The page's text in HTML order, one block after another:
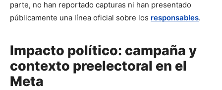
parte, no han reportado capturas ni han presentado
públicamente una línea oficial sobre los responsables.
Impacto político: campaña y
contexto preelectoral en el
Meta